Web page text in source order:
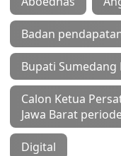
Badan
Bupati
Calon Ketua
Jawa Barat
Digital